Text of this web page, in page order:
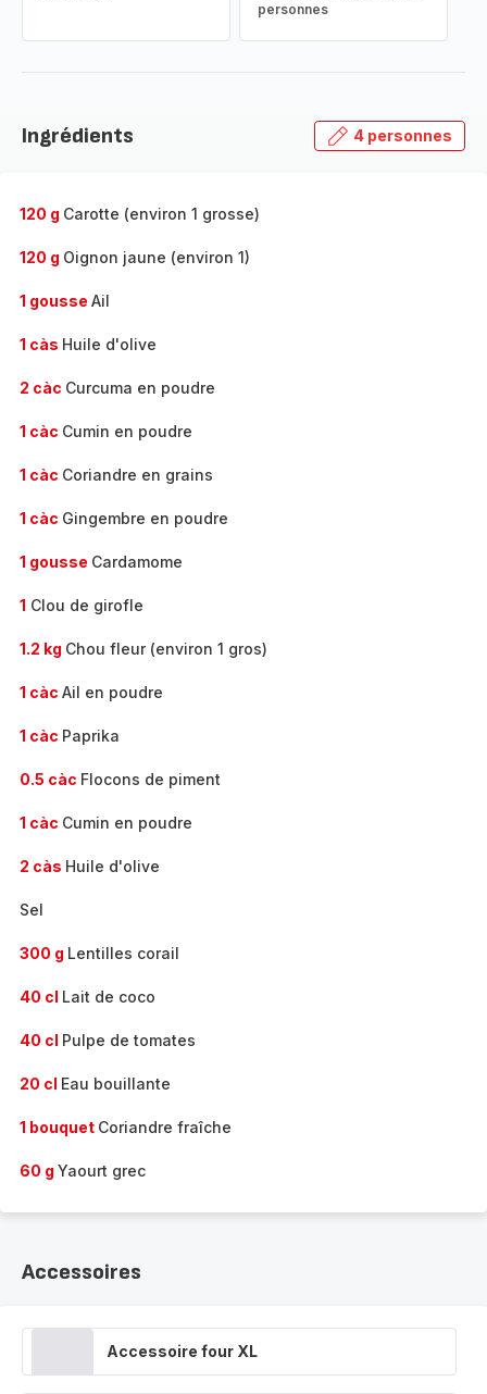
personnes
Ingrédients 4 personnes
120 g Carotte (environ 1 grosse)
120 g Oignon jaune (environ 1)
1 gousse Ail
1 càs Huile d'olive
2 càc Curcuma en poudre
1 càc Cumin en poudre
1 càc Coriandre en grains
1 càc Gingembre en poudre
1 gousse Cardamome
1 Clou de girofle
1.2 kg Chou fleur (environ 1 gros)
1 càc Ail en poudre
1 càc Paprika
0.5 càc Flocons de piment
1 càc Cumin en poudre
2 càs Huile d'olive
Sel
300 g Lentilles corail
40 cl Lait de coco
40 cl Pulpe de tomates
20 cl Eau bouillante
1 bouquet Coriandre fraîche
60 g Yaourt grec
Accessoires
Accessoire four XL